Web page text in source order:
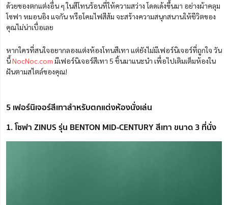
ด้วยของตกแต่งอื่น ๆ ในสีโทนร้อนที่ให้ความสว่าง โดดเด้งขึ้นมา อย่างผ้าคลุม
โซฟา หมอนอิง แจกัน หรือโคมไฟสีส้ม จะสร้างความสนุกสนานให้ชีวิตของ
คุณไม่น่าเบื่อเลย
หากใครที่สนใจอยากลองแต่งห้องโทนสีเทา แต่ยังไม่มีเฟอร์นิเจอร์ที่ถูกใจ วัน
นี้NocNoc.com มีเฟอร์นิเจอร์สีเทา 5 ชิ้นมาแนะนำ เพื่อไปเติมเต็มห้องใน
ฝันตามสไตล์ของคุณ!
5 เฟอร์นิเจอร์สีเทาสำหรับตกแต่งห้องนั่งเล่น
1. โซฟา ZINUS รุ่น BENTON MID-CENTURY สีเทา ขนาด 3 ที่นั่ง